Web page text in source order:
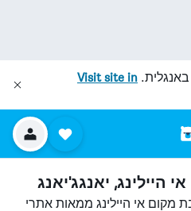
באנגלית. Visit site in
היילינג, יאנגג'יאנג
מקום אי היילינג ממאות אתרי